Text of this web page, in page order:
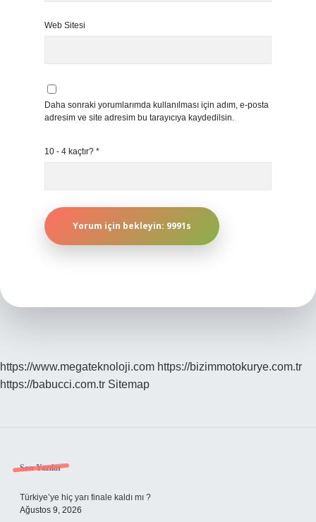
Web Sitesi
Daha sonraki yorumlarımda kullanılması için adım, e-posta
adresim ve site adresim bu tarayıcıya kaydedilsin.
10 - 4 kaçtır? *
https://www.megateknoloji.com https://bizimmotokurye.com.tr
https://babucci.com.tr Sitemap
Sidebar
Son Yazılar
Türkiye’ye hiç yarı finale kaldı mı ?
Ağustos 9, 2026